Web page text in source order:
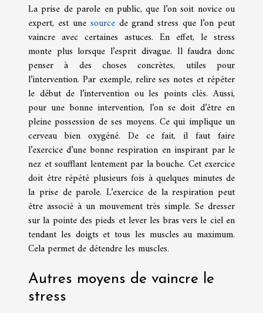
La prise de parole en public, que l’on soit novice ou
expert, est une sourcede grand stress que l’on peut
vaincre avec certaines astuces. En effet, le stress
monte plus lorsque l’esprit divague. Il faudra donc
penser à des choses concrètes, utiles pour
l’intervention. Par exemple, relire ses notes et répéter
le début de l’intervention ou les points clés. Aussi,
pour une bonne intervention, l’on se doit d’être en
pleine possession de ses moyens. Ce qui implique un
cerveau bien oxygéné. De ce fait, il faut faire
l’exercice d’une bonne respiration en inspirant par le
nez et soufflant lentement par la bouche. Cet exercice
doit être répété plusieurs fois à quelques minutes de
la prise de parole. L’exercice de la respiration peut
être associé à un mouvement très simple. Se dresser
sur la pointe des pieds et lever les bras vers le ciel en
tendant les doigts et tous les muscles au maximum.
Cela permet de détendre les muscles.
Autres moyens de vaincre le
stress